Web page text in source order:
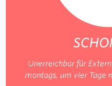
Unerreichbar für
montags, um vier Tage